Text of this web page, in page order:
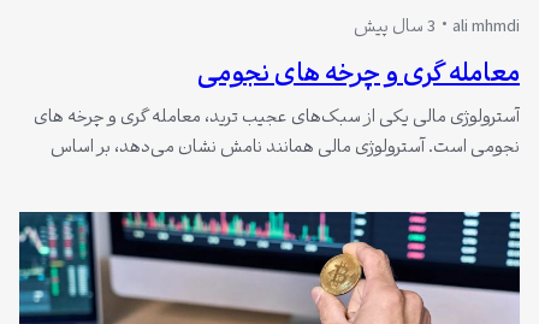
ali mhmdi 3 سال پیش
معامله گری و چرخه های نجومی
آسترولوژی مالی یکی از سبک‌های عجیب‌ ترید، معامله گری و چرخه های
نجومی است. آسترولوژی مالی همانند نامش نشان می‌دهد، بر اساس
معامله‌گران بازار سهام را رصد و پیش‌بینی می‌کند. با این حال، سوالی که
بسیاری از فعالان بازار سرمایه مطرح می‌کنند این…